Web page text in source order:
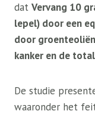
dat Vervang 10
lepel) door een
door
kanker en de
De studie
waaronder het